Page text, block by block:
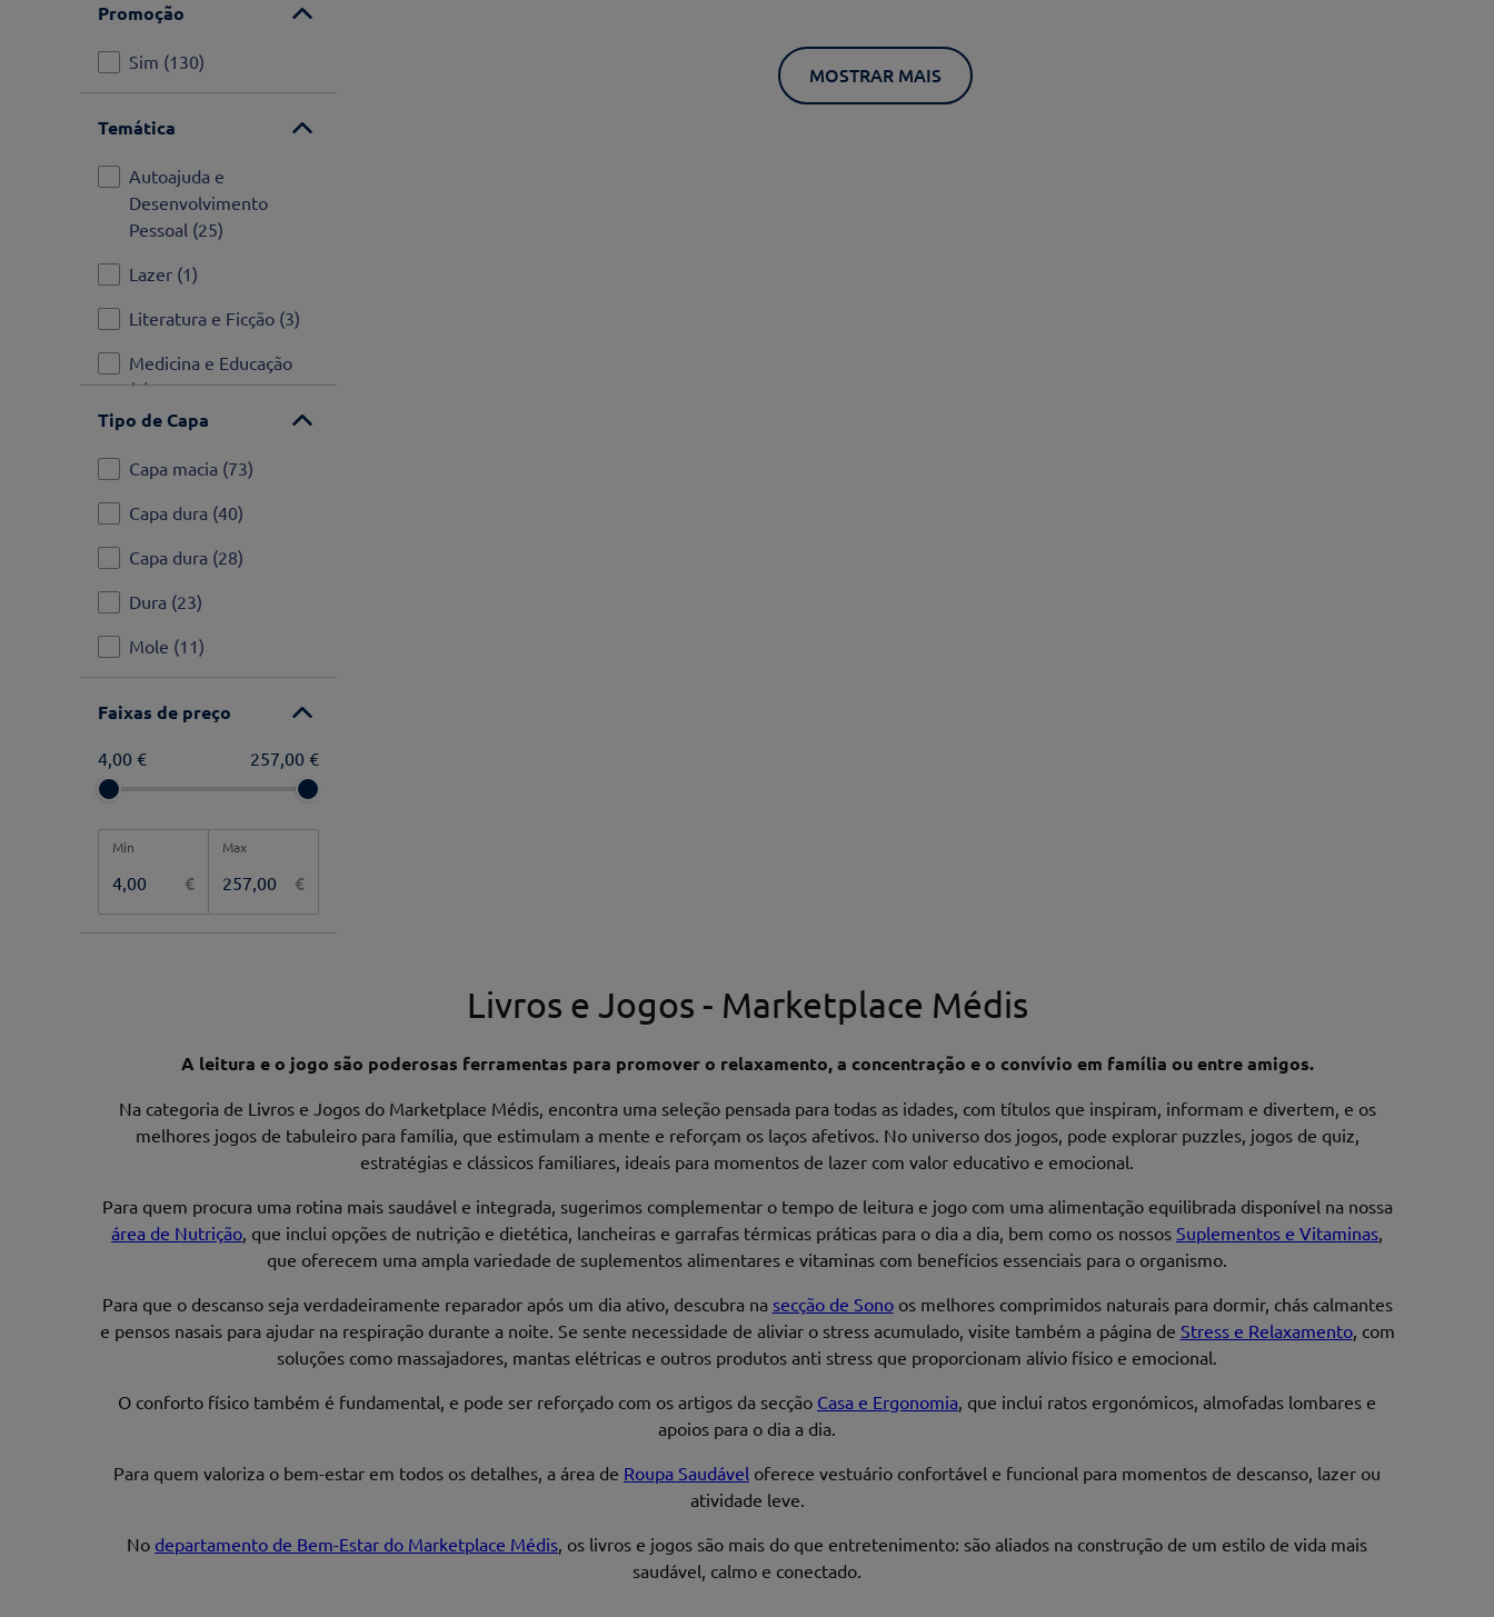
240 (6)
192 (6 )
336
4)
304 (4)
Ver mais
Promoção
Sim (130)
Temática
Autoajuda e
Desenvolvimento
Pessoal (25)
Lazer (1)
Literatura e Ficção (3)
Medicina e Educação
(8)
Mindfulness e
Meditação
4)
Nutrição e Estilo de
Pedagogia
Psicologia e
Comportamento (10)
Tipo de Capa
Capa macia (73)
Capa dura (40)
Capa dura (28)
Dura (23)
Mole (11)
Faixas de preço
€ €
4,00 € 257,00 €
MOSTRAR MAIS
Livros e Jogos - Marketplace Médis
A leitura e o jogo são poderosas ferramentas para promover o relaxamento, a concentração e o convívio em família ou entre amigos.
Na categoria de Livros e Jogos do Marketplace Médis, encontra uma seleção pensada para todas as idades, com títulos que inspiram, informam e divertem, e os
melhores jogos de tabuleiro para família, que estimulam a mente e reforçam os laços afetivos. No universo dos jogos, pode explorar puzzles, jogos de quiz,
estratégias e clássicos familiares, ideais para momentos de lazer com valor educativo e emocional.
Para quem procura uma rotina mais saudável e integrada, sugerimos complementar o tempo de leitura e jogo com uma alimentação equilibrada disponível na nossa
área de Nutrição, que inclui opções de nutrição e dietética, lancheiras e garrafas térmicas práticas para o dia a dia, bem como os nossos Suplementos e Vitaminas,
que oferecem uma ampla variedade de suplementos alimentares e vitaminas com benefícios essenciais para o organismo.
Para que o descanso seja verdadeiramente reparador após um dia ativo, descubra na secção de Sonoos melhores comprimidos naturais para dormir, chás calmantes
e pensos nasais para ajudar na respiração durante a noite. Se sente necessidade de aliviar o stress acumulado, visite também a página de Stress e Relaxamento, com
soluções como massajadores, mantas elétricas e outros produtos anti stress que proporcionam alívio físico e emocional.
O conforto físico também é fundamental, e pode ser reforçado com os artigos da secção Casa e Ergonomia, que inclui ratos ergonómicos, almofadas lombares e
apoios para o dia a dia.
Para quem valoriza o bem-estar em todos os detalhes, a área de Roupa Saudável oferece vestuário confortável e funcional para momentos de descanso, lazer ou
atividade leve.
No departamento de Bem-Estar do Marketplace Médis, os livros e jogos são mais do que entretenimento: são aliados na construção de um estilo de vida mais
saudável, calmo e conectado.